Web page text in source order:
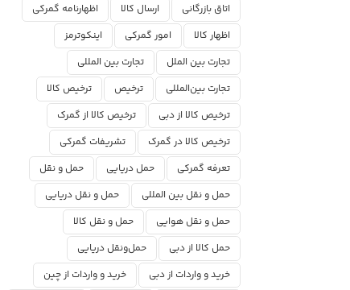
اتاق بازرگانی ارسال کالا
اظهارنامه گمرکی
اظهار کالا
امور گمرکی
اینکوترمز
تجارت بین الملل
تجارت بین المللی
تجارت بین‌المللی
ترخیص
ترخیص کالا
ترخیص کالا از دبی
ترخیص کالا از گمرک
ترخیص کالا در گمرک
تشریفات گمرکی
تعرفه گمرکی
حمل دریایی
حمل و نقل
حمل و نقل بین المللی
حمل و نقل دریایی
حمل و نقل هوایی
حمل و نقل کالا
حمل کالا از دبی
حمل‌ونقل دریایی
خرید و واردات از دبی
خرید و واردات از چین